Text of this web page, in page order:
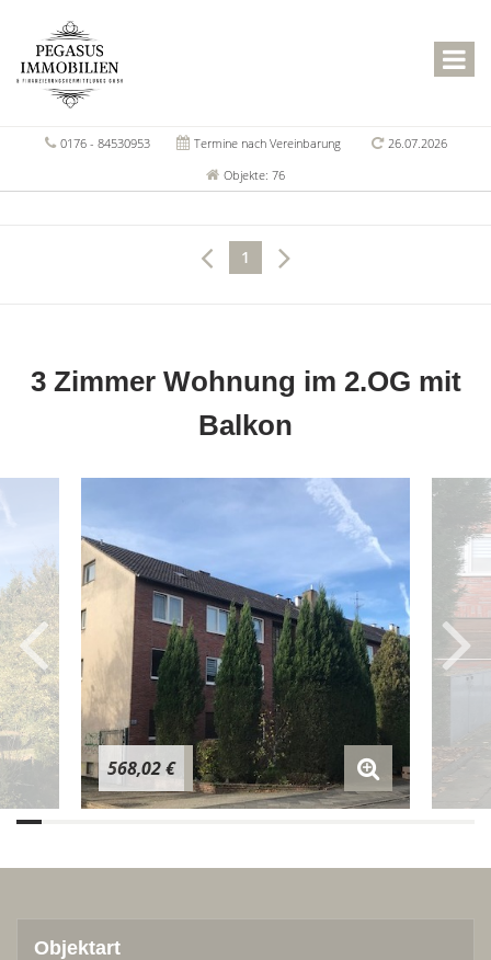
0176 - 84530953 Termine nach Vereinbarung
26.07.2026
Objekte: 76
1
3 Zimmer Wohnung im 2.OG mit
Balkon
568,02 €
Objektart